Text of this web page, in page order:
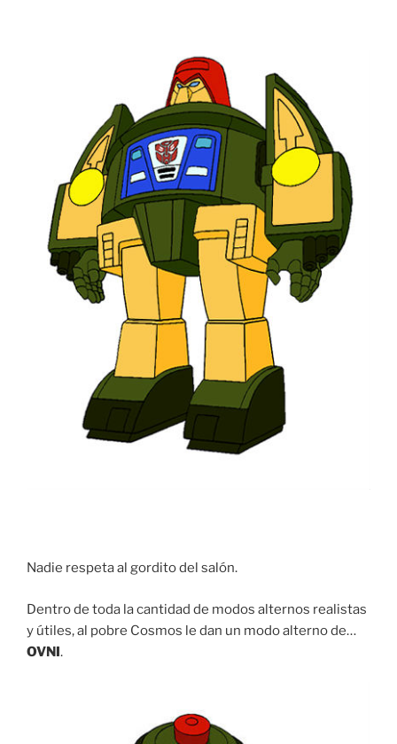
Nadie respeta al gordito del salón.
Dentro de toda la cantidad de modos alternos realistas
y útiles, al pobre Cosmos le dan un modo alterno de…
OVNI.